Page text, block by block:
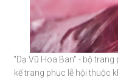
"Dạ Vũ Hoa Ban" - bộ
kế trang phục lễ hội thuộc